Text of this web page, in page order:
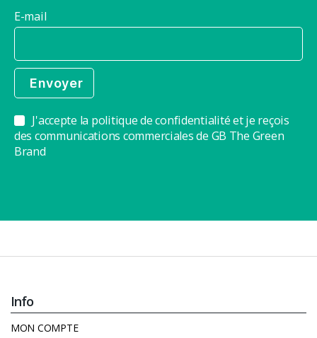
E-mail
J'accepte la politique de confidentialité et je reçois
des communications commerciales de GB The Green
Brand
Info
MON COMPTE